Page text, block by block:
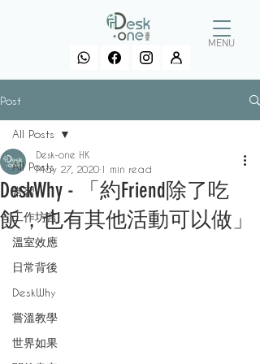
MENU
Post
All Posts
常習
工作坊言
溫室效應
日常背後
DeskWhy
嘗溫教學
世界如果
All Posts
DeskWhy - 「約Friend除了吃
飯，也有其他活動可以做」
Desk-one HK
May 27, 2020 1 min read